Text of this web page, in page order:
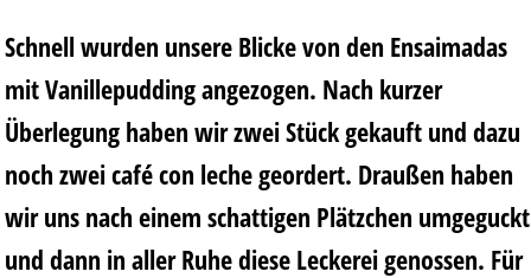
Schnell wurden unsere Blicke von den Ensaimadas
mit Vanillepudding angezogen. Nach kurzer
Überlegung haben wir zwei Stück gekauft und dazu
noch zwei café con leche geordert. Draußen haben
wir uns nach einem schattigen Plätzchen umgeguckt
und dann in aller Ruhe diese Leckerei genossen. Für